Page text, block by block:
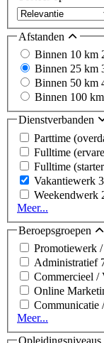
Afstanden
Binnen 10 km
Binnen 25 km
Binnen 50 km
Binnen 100 km
Dienstverbanden
Parttime
Fulltime
Fulltime
Vakantiewerk
Weekendwerk
Meer...
Beroepsgroepen
Promotiewerk /
Administratief
Commercieel /
Online
Communicatie
Meer...